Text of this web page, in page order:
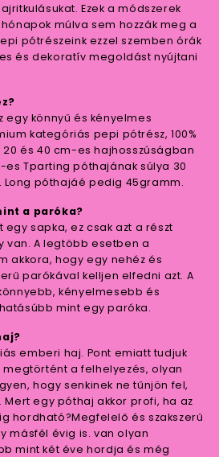
Ezek a módszerek
múlva sem hozzák meg a
pótrészeink ezzel szemben órák
és dekoratív megoldást nyújtani
egy könnyű és kényelmes
kategóriás pepi pótrész, 100%
és 40 cm-es hajhosszúságban
es Tparting póthajának súlya 30
Long póthajáé pedig 45gramm.
a paróka?
egy sapka, ez csak azt a részt
van. A legtöbb esetben a
akkora, hogy egy nehéz és
parókával kelljen elfedni azt. A
kényelmesebb és
mint egy paróka.
emberi haj. Pont emiatt tudjuk
a felhelyezés, olyan
hogy senkinek ne tűnjön fel,
egy póthaj akkor profi, ha az
hordható?Megfelelő és szakszerű
másfél évig is. van olyan
mint két éve hordja és még